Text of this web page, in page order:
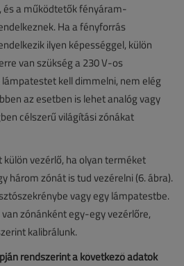
és a működtetők fényáram-
Ha a fényforrás
ilyen képességgel, külön
van szükség a 230 V-os
kell dimmelni, nem elég
az esetben is lehet analóg vagy
célszerű világítási zónákat
vezérlő, ha olyan terméket
három zónát is tud vezérelni (6. ábra).
vagy egy lámpatestbe.
zónánként egy-egy vezérlőre,
kalibrálunk.
rendszerint a következő adatok